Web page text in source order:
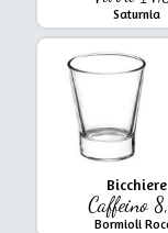
Saturnia
Bicchiere
Caffeino
Bormioli